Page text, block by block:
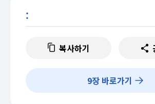
:
복사하기
9장 바로가기